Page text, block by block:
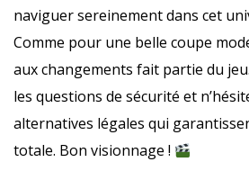
naviguer sereinement dans cet
Comme pour une belle coupe
aux changements fait partie du
les questions de sécurité et
alternatives légales qui
totale. Bon visionnage !